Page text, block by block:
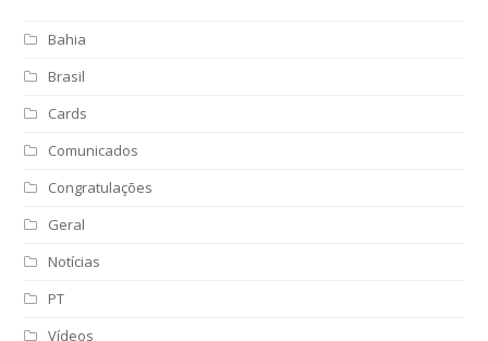
Bahia
Brasil
Cards
Comunicados
Congratulações
Geral
Notícias
PT
Vídeos